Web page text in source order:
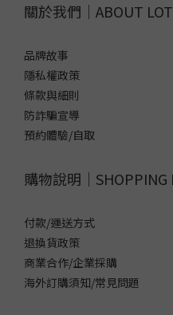
關於我們｜ABOUT
品牌故事
隱私權政策
條款與細則
防詐騙宣導
預約體驗/自取
購物說明｜SHOPPING
付款/運送方式
退換貨政策
商業合作/企業採購
海外訂購須知/常見問題